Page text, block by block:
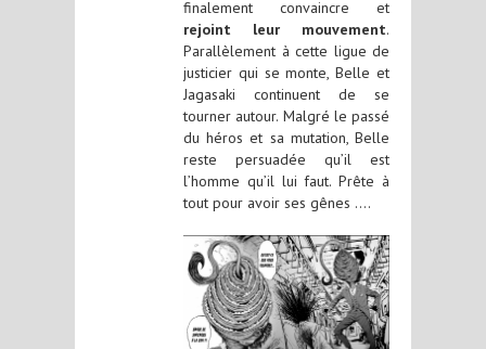
finalement convaincre et
rejoint leur mouvement.
Parallèlement à cette ligue de
justicier qui se monte, Belle et
Jagasaki continuent de se
tourner autour. Malgré le passé
du héros et sa mutation, Belle
reste persuadée qu’il est
l’homme qu’il lui faut. Prête à
tout pour avoir ses gênes ….